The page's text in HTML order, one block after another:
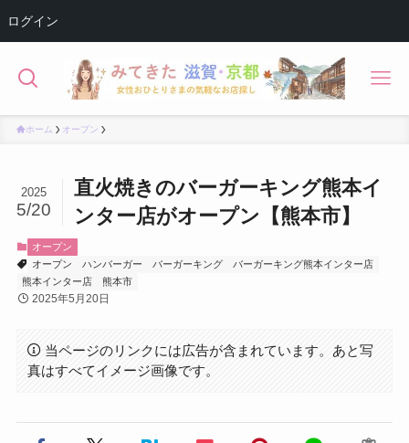
ログイン
ホーム オープン
直火焼きのバーガーキング熊本イ
ンター店がオープン【熊本市】
2025
5/20
オープン
オープン
ハンバーガー バーガーキング
バーガーキング熊本インター店
熊本インター店
熊本市
2025年5月20日
当ページのリンクには広告が含まれています。あと写
真はすべてイメージ画像です。